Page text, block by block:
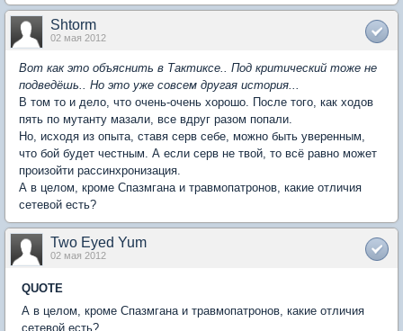
Shtorm
02 мая 2012
Вот как это объяснить в Тактиксе.. Под критический тоже не
подведёшь.. Но это уже совсем другая история...
В том то и дело, что очень-очень хорошо. После того, как ходов
пять по мутанту мазали, все вдруг разом попали.
Но, исходя из опыта, ставя серв себе, можно быть уверенным,
что бой будет честным. А если серв не твой, то всё равно может
произойти рассинхронизация.
А в целом, кроме Спазмгана и травмопатронов, какие отличия
сетевой есть?
Two Eyed Yum
02 мая 2012
QUOTE
А в целом, кроме Спазмгана и травмопатронов, какие отличия
сетевой есть?